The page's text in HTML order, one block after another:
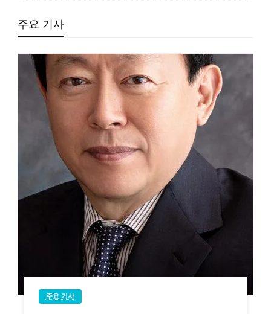
주요 기사
주요 기사